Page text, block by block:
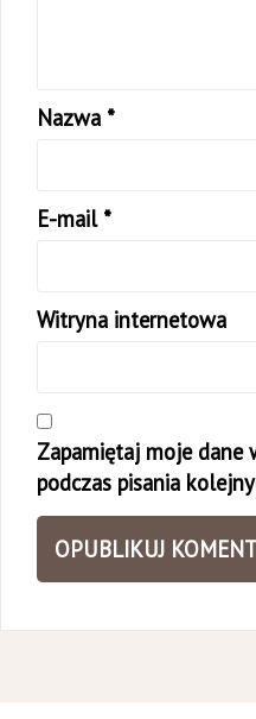
Nazwa *
E-mail *
Witryna internetowa
Zapamiętaj moje dane
podczas pisania